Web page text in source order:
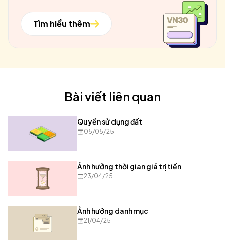
Tìm hiểu thêm
Bài viết liên quan
Quyền sử dụng đất
05/05/25
Ảnh hưởng thời gian giá trị tiền
23/04/25
Ảnh hưởng danh mục
21/04/25